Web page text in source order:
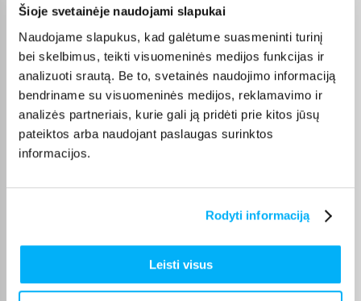
Šioje svetainėje naudojami slapukai
Naudojame slapukus, kad galėtume suasmeninti turinį
bei skelbimus, teikti visuomeninės medijos funkcijas ir
analizuoti srautą. Be to, svetainės naudojimo informaciją
bendriname su visuomeninės medijos, reklamavimo ir
analizės partneriais, kurie gali ją pridėti prie kitos jūsų
pateiktos arba naudojant paslaugas surinktos
informacijos.
Rodyti informaciją
Leisti visus
Vytautas J.
Patvirtintas pirkėjas
Vidkas Liuks!
Marytė T.